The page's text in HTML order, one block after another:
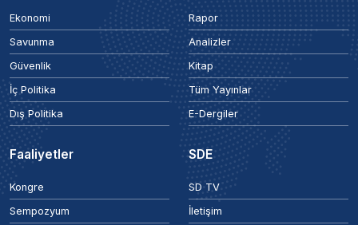
Ekonomi
Savunma
Güvenlik
İç Politika
Dış Politika
Rapor
Analizler
Kitap
Tüm Yayınlar
E-Dergiler
Faaliyetler
Kongre
Sempozyum
SDE
SD TV
İletişim